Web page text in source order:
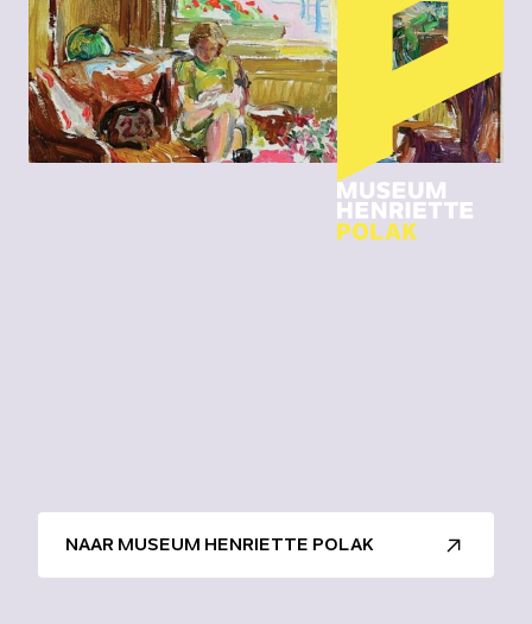
NAAR MUSEUM HENRIETTE POLAK